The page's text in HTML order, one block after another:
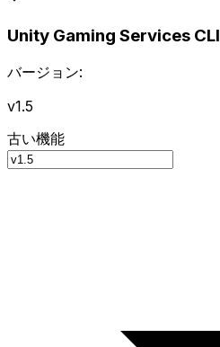
Unity Gaming Services CLI
バージョン:
v1.5
古い機能